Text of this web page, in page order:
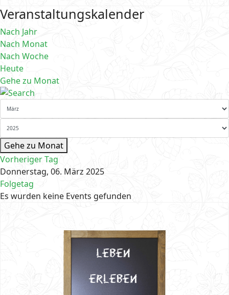
Veranstaltungskalender
Nach Jahr
Nach Monat
Nach Woche
Heute
Gehe zu Monat
Gehe zu Monat
Vorheriger Tag
Donnerstag, 06. März 2025
Folgetag
Es wurden keine Events gefunden